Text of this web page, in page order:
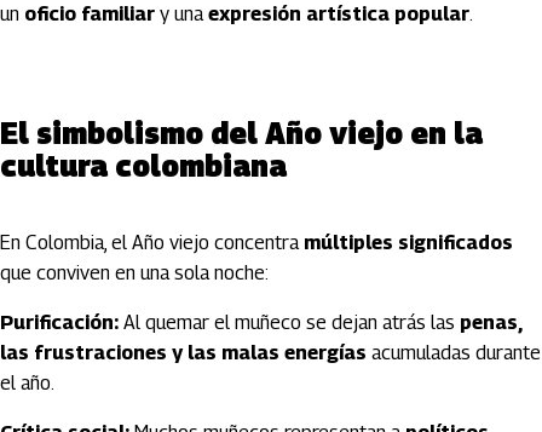
un oficio familiar y unaexpresión artística popular.
El simbolismo del Año viejo en la
cultura colombiana
En Colombia, el Año viejo concentra múltiples significados
que conviven en una sola noche:
Purificación: Al quemar el muñeco se dejan atrás las penas,
las frustraciones y las malas energías acumuladas durante
el año.